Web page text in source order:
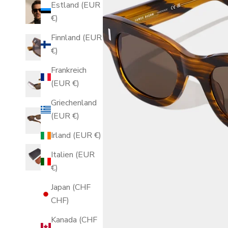
Estland (EUR
€)
Finnland (EUR
€)
Frankreich
(EUR €)
Griechenland
(EUR €)
Irland (EUR €)
Italien (EUR
€)
Japan (CHF
CHF)
Kanada (CHF